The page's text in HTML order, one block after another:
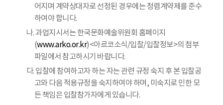
어지며 계약상대자로 선정된 경우에는 청렴계약제를 준수
하여야 합니다.
나. 과업지시서는 한국문화예술위원회 홈페이지
(www.arko.or.kr)<아르코소식/입찰/입찰정보>의 첨부
파일에서 참고하시기 바랍니다.
다. 입찰에 참여하고자 하는 자는 관련 규정 숙지 후 본 입찰공
고와 다음 적용규정을 숙지하여야 하며, 미숙지로 인한 모
든 책임은 입찰참가자에게 있습니다.